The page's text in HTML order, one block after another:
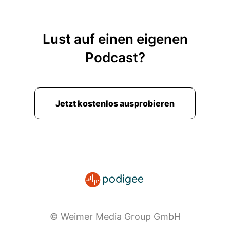
Lust auf einen eigenen
Podcast?
Jetzt kostenlos ausprobieren
© Weimer Media Group GmbH